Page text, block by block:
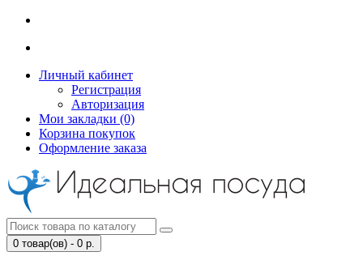
Личный кабинет
Регистрация
Авторизация
Мои закладки (0)
Корзина покупок
Оформление заказа
0 товар(ов) - 0 р.